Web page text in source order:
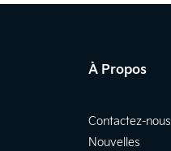
À Propos
Contactez-nous
Nouvelles